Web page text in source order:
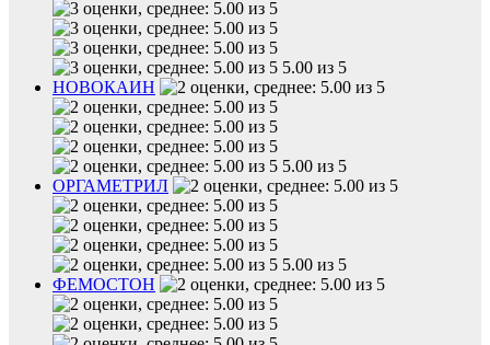
5.00 из 5
НОВОКАИН
5.00 из 5
ОРГАМЕТРИЛ
5.00 из 5
ФЕМОСТОН